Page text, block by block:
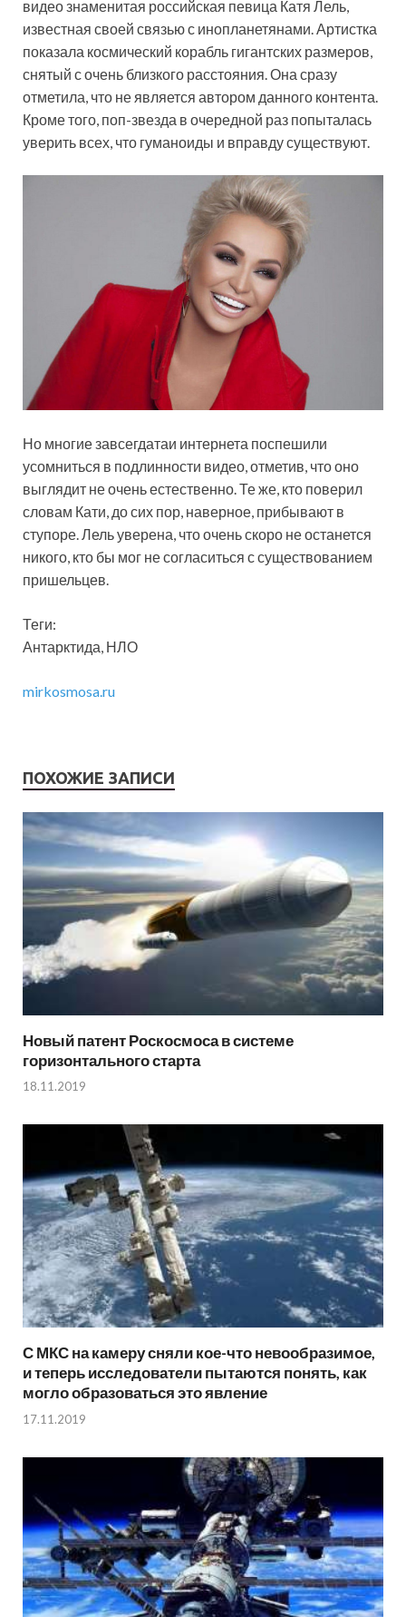
видео знаменитая российская певица Катя Лель,
известная своей связью с инопланетянами. Артистка
показала космический корабль гигантских размеров,
снятый с очень близкого расстояния. Она сразу
отметила, что не является автором данного контента.
Кроме того, поп-звезда в очередной раз попыталась
уверить всех, что гуманоиды и вправду существуют.
Но многие завсегдатаи интернета поспешили
усомниться в подлинности видео, отметив, что оно
выглядит не очень естественно. Те же, кто поверил
словам Кати, до сих пор, наверное, прибывают в
ступоре. Лель уверена, что очень скоро не останется
никого, кто бы мог не согласиться с существованием
пришельцев.
Теги:
Антарктида, НЛО
mirkosmosa.ru
ПОХОЖИЕ ЗАПИСИ
Новый патент Роскосмоса в системе
горизонтального старта
18.11.2019
С МКС на камеру сняли кое-что невообразимое,
и теперь исследователи пытаются понять, как
могло образоваться это явление
17.11.2019